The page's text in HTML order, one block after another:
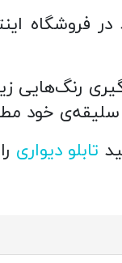
فروشگاه
رنگ‌هایی
سلیقه‌ی خود
تابلو دیواری